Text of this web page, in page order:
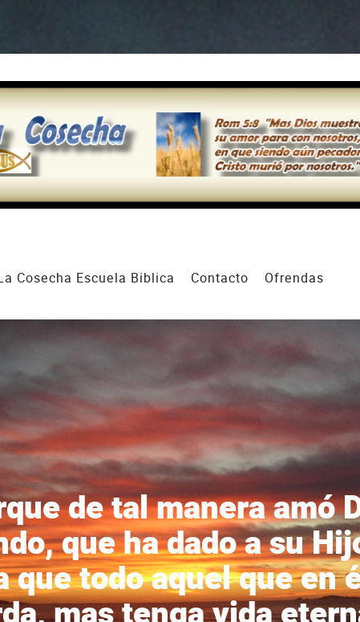
Cosecha Escuela Biblica Contacto Ofrendas
de tal manera amó
que ha dado a su
que todo aquel que en